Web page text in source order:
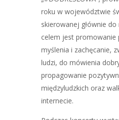
roku w województwie
skierowanej głównie do
celem jest promowanie
myślenia i zachęcanie,
ludzi, do mówienia
propagowanie
międzyludzkich oraz
internecie.